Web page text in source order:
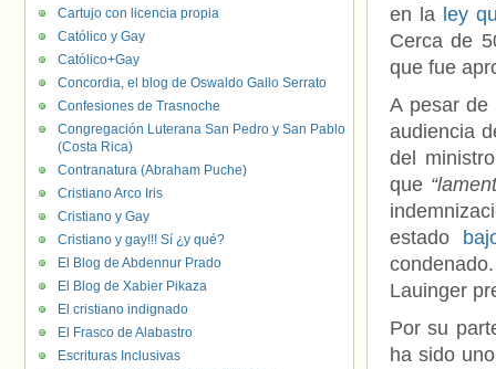
en la ley
Cerca de
que fue
A pesar de
audiencia
del
que
estado
Lauinger
Por su
ha sido
Cartujo con licencia propia
Católico y Gay
Católico+Gay
Concordia, el blog de Oswaldo Gallo Serrato
Confesiones de Trasnoche
Congregación Luterana San Pedro y San Pablo
(Costa Rica)
Contranatura (Abraham Puche)
Cristiano Arco Iris
Cristiano y Gay
Cristiano y gay!!! Sí ¿y qué?
El Blog de Abdennur Prado
El Blog de Xabier Pikaza
El cristiano indignado
El Frasco de Alabastro
Escrituras Inclusivas